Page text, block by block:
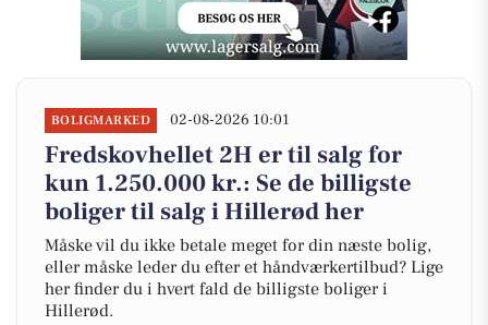
BOLIGMARKED 02-08-2026 10:01
Fredskovhellet 2H er til salg for
kun 1.250.000 kr.: Se de billigste
boliger til salg i Hillerød her
Måske vil du ikke betale meget for din næste bolig,
eller måske leder du efter et håndværkertilbud? Lige
her finder du i hvert fald de billigste boliger i
Hillerød.